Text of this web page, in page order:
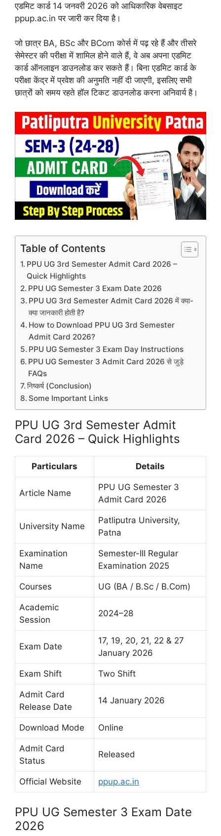
एडमिट कार्ड 14 जनवरी 2026 को आधिकारिक वेबसाइट
ppup.ac.in पर जारी कर दिया है।
जो छात्र BA, BSc और BCom कोर्स में पढ़ रहे हैं और तीसरे
सेमेस्टर की परीक्षा में शामिल होने वाले हैं, वे अब अपना एडमिट
कार्ड ऑनलाइन डाउनलोड कर सकते हैं। बिना एडमिट कार्ड के
परीक्षा केंद्र में प्रवेश की अनुमति नहीं दी जाएगी, इसलिए सभी
छात्रों को समय रहते हॉल टिकट डाउनलोड करना अनिवार्य है।
Table of Contents
PPU UG 3rd Semester Admit Card 2026 –
Quick Highlights
PPU UG Semester 3 Exam Date 2026
PPU UG 3rd Semester Admit Card 2026 में क्या-
क्या जानकारी होती है?
How to Download PPU UG 3rd Semester
Admit Card 2026?
PPU UG Semester 3 Exam Day Instructions
PPU UG Semester 3 Admit Card 2026 से जुड़े
FAQs
निष्कर्ष (Conclusion)
Some Important Links
PPU UG 3rd Semester Admit
Card 2026 – Quick Highlights
Particulars Details
Article Name
PPU UG Semester 3
Admit Card 2026
University Name
Patliputra University,
Patna
Examination
Name
Semester-III Regular
Examination 2025
Courses UG (BA / B.Sc / B.Com)
Academic
Session
2024–28
Exam Date
17, 19, 20, 21, 22 & 27
January 2026
Exam Shift Two Shift
Admit Card
Release Date
14 January 2026
Download Mode Online
Admit Card
Status
Released
Official Website ppup.ac.in
PPU UG Semester 3 Exam Date
2026